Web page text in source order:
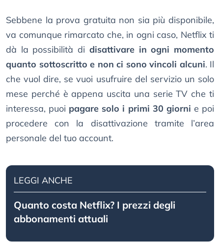
Sebbene la prova gratuita non sia più disponibile,
va comunque rimarcato che, in ogni caso, Netflix ti
dà la possibilità di disattivare in ogni momento
quanto sottoscritto e non ci sono vincoli alcuni. Il
che vuol dire, se vuoi usufruire del servizio un solo
mese perché è appena uscita una serie TV che ti
interessa, puoi pagare solo i primi 30 giorni e poi
procedere con la disattivazione tramite l’area
personale del tuo account.
LEGGI ANCHE
Quanto costa Netflix? I prezzi degli
abbonamenti attuali